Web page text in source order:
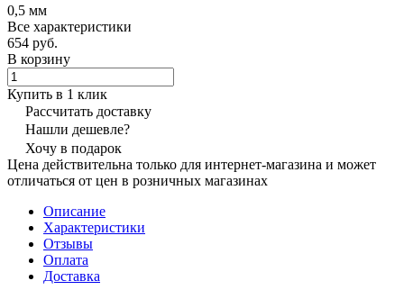
0,5 мм
Все характеристики
654 руб.
В корзину
Купить в 1 клик
Рассчитать доставку
Нашли дешевле?
Хочу в подарок
Цена действительна только для интернет-магазина и может
отличаться от цен в розничных магазинах
Описание
Характеристики
Отзывы
Оплата
Доставка